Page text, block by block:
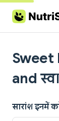
Skip to
Sweet
and
सारांश इनमें